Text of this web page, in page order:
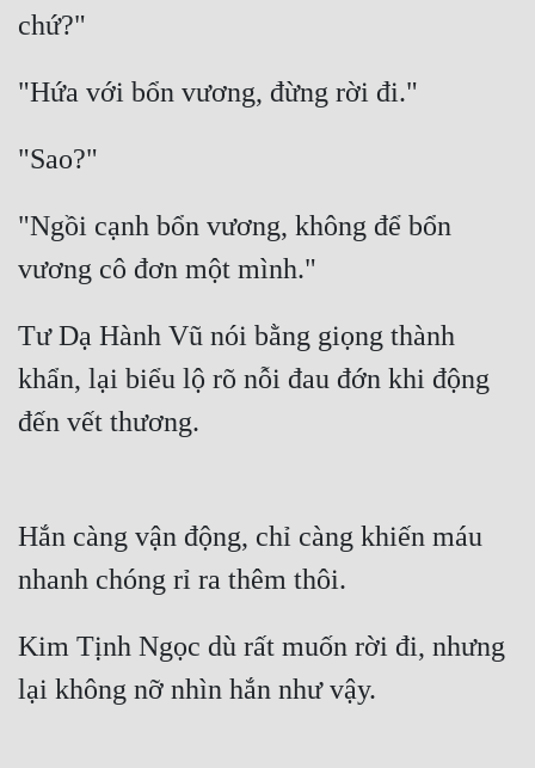
chứ?"
"Hứa với bổn vương, đừng rời đi."
"Sao?"
"Ngồi cạnh bổn vương, không để bổn
vương cô đơn một mình."
Tư Dạ Hành Vũ nói bằng giọng thành
khẩn, lại biểu lộ rõ nỗi đau đớn khi động
đến vết thương.
Hắn càng vận động, chỉ càng khiến máu
nhanh chóng rỉ ra thêm thôi.
Kim Tịnh Ngọc dù rất muốn rời đi, nhưng
lại không nỡ nhìn hắn như vậy.